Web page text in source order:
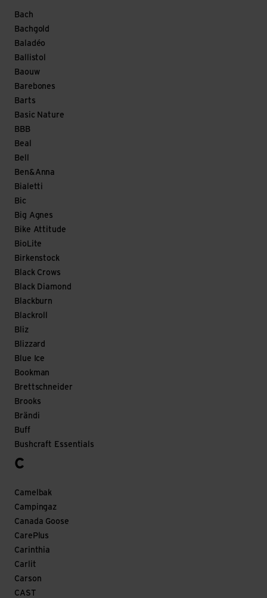
Bach
Bachgold
Baladéo
Ballistol
Baouw
Barebones
Barts
Basic Nature
BBB
Beal
Bell
Ben&Anna
Bialetti
Bic
Big Agnes
Bike Attitude
BioLite
Birkenstock
Black Crows
Black Diamond
Blackburn
Blackroll
Bliz
Blizzard
Blue Ice
Bookman
Brettschneider
Brooks
Brändi
Buff
Bushcraft Essentials
C
Camelbak
Campingaz
Canada Goose
CarePlus
Carinthia
Carlit
Carson
CAST